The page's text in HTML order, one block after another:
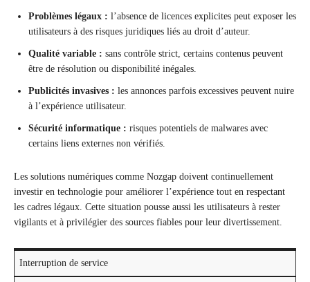
Problèmes légaux : l’absence de licences explicites peut exposer les
utilisateurs à des risques juridiques liés au droit d’auteur.
Qualité variable : sans contrôle strict, certains contenus peuvent
être de résolution ou disponibilité inégales.
Publicités invasives : les annonces parfois excessives peuvent nuire
à l’expérience utilisateur.
Sécurité informatique : risques potentiels de malwares avec
certains liens externes non vérifiés.
Les solutions numériques comme Nozgap doivent continuellement
investir en technologie pour améliorer l’expérience tout en respectant
les cadres légaux. Cette situation pousse aussi les utilisateurs à rester
vigilants et à privilégier des sources fiables pour leur divertissement.
Interruption de service